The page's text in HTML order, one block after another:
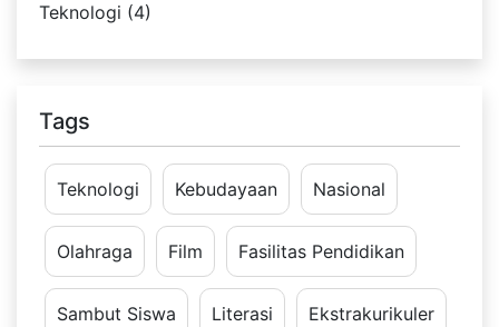
Teknologi (4)
Tags
Teknologi Kebudayaan Nasional
Olahraga Film Fasilitas Pendidikan
Sambut Siswa Literasi Ekstrakurikuler